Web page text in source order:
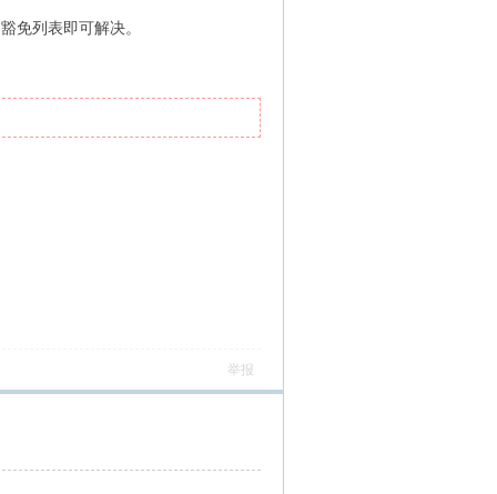
免列表即可解决。
举报